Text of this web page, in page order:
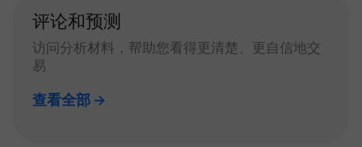
评论和预测
访问分析材料，帮助您看得更清楚、更自信地交
易
查看全部